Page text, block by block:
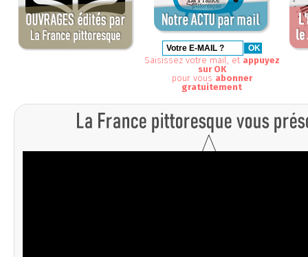
Saisissez votre mail, et appuyez
sur OK
pour vous abonner
gratuitement